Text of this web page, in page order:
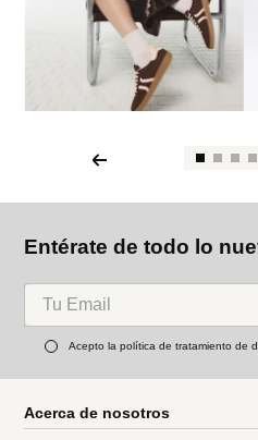
Entérate de todo lo
Acepto la política de tratamiento de
Acerca de nosotros